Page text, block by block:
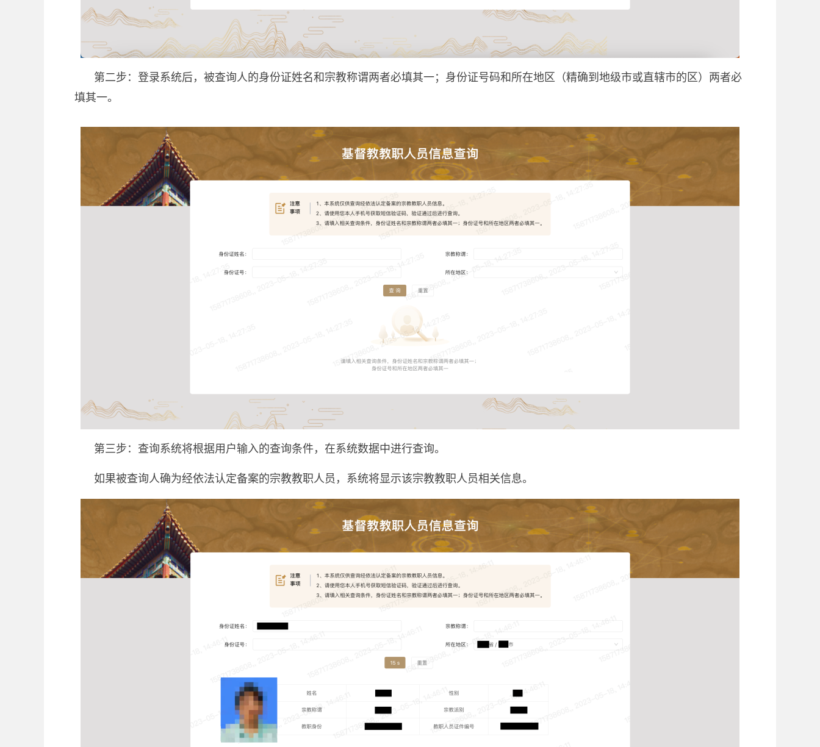
第二步：登录系统后，被查询人的身份证姓名和宗教称谓两者必填其一；身份证号码和所在地区（精确到地级市或直辖市的区）两者必
填其一。
第三步：查询系统将根据用户输入的查询条件，在系统数据中进行查询。
如果被查询人确为经依法认定备案的宗教教职人员，系统将显示该宗教教职人员相关信息。